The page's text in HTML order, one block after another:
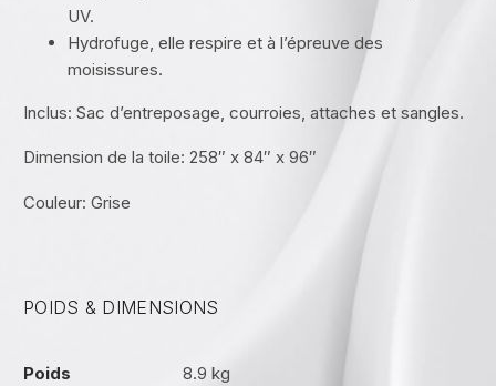
UV.
Hydrofuge, elle respire et à l’épreuve des
moisissures.
Inclus: Sac d’entreposage, courroies, attaches et sangles.
Dimension de la toile: 258″ x 84″ x 96″
Couleur: Grise
POIDS & DIMENSIONS
Poids
8.9 kg